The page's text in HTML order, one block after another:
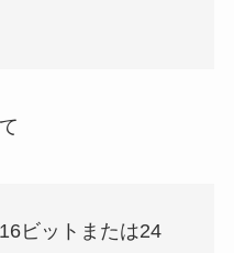
ビットまたは24